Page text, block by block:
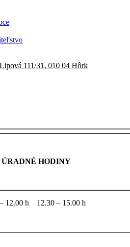
Lipová 111/31, 010 04 Hôrk
ÚRADNÉ HODINY
12.00 h 12.30 – 15.00 h